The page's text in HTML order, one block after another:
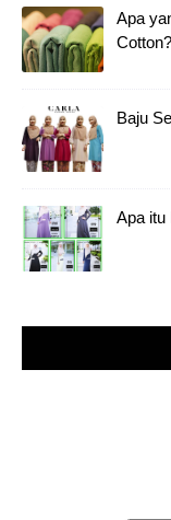
Apa
Cotton?
Baju
Apa itu